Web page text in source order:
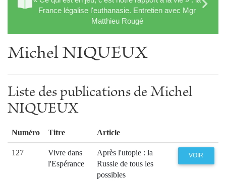
France légalise l'euthanasie. Entretien avec Mgr
Matthieu Rougé
Michel NIQUEUX
Liste des publications de Michel
NIQUEUX
Numéro Titre Article
127
Vivre dans
l'Espérance
Après l'utopie : la
Russie de tous les
possibles
VOIR